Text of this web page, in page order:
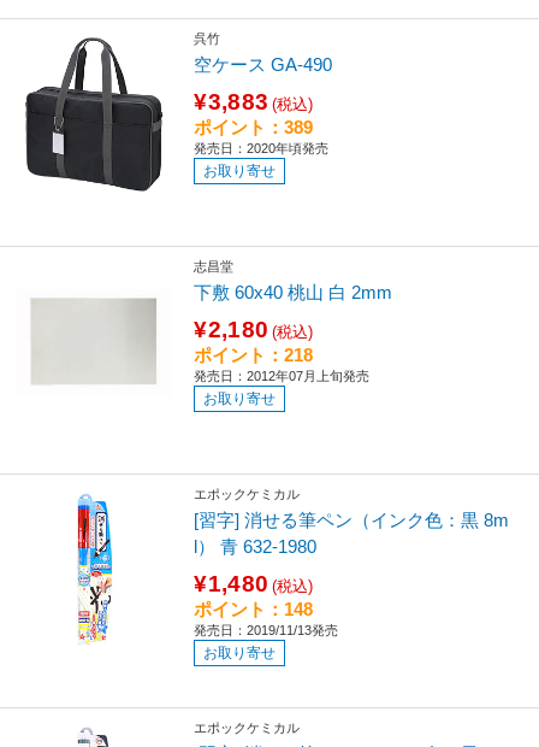
呉竹
空ケース GA-490
¥3,883 (税込)
ポイント：389
発売日：2020年頃発売
お取り寄せ
志昌堂
下敷 60x40 桃山 白 2mm
¥2,180 (税込)
ポイント：218
発売日：2012年07月上旬発売
お取り寄せ
エポックケミカル
[習字] 消せる筆ペン（インク色：黒 8m
l） 青 632-1980
¥1,480 (税込)
ポイント：148
発売日：2019/11/13発売
お取り寄せ
エポックケミカル